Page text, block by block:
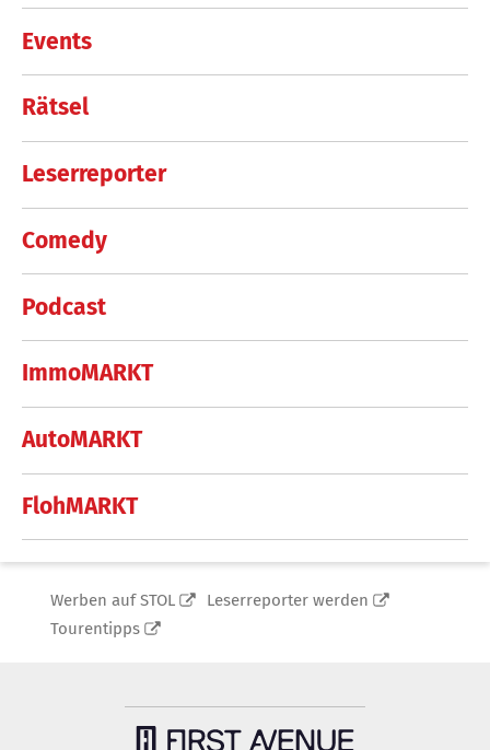
Events
Rätsel
Leserreporter
Comedy
Podcast
ImmoMARKT
AutoMARKT
FlohMARKT
Werben auf STOL
Leserreporter werden
Tourentipps